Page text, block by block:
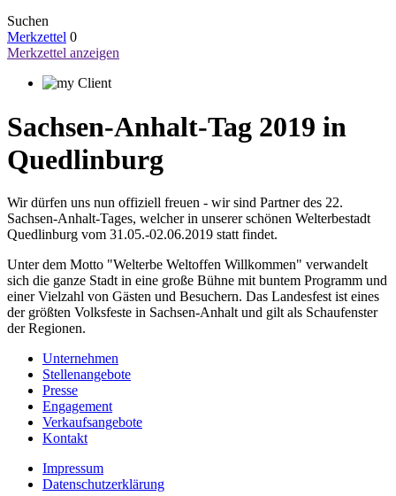
Suchen
Merkzettel 0
Merkzettel anzeigen
Sachsen-Anhalt-Tag 2019 in
Quedlinburg
Wir dürfen uns nun offiziell freuen - wir sind Partner des 22.
Sachsen-Anhalt-Tages, welcher in unserer schönen Welterbestadt
Quedlinburg vom 31.05.-02.06.2019 statt findet.
Unter dem Motto "Welterbe Weltoffen Willkommen" verwandelt
sich die ganze Stadt in eine große Bühne mit buntem Programm und
einer Vielzahl von Gästen und Besuchern. Das Landesfest ist eines
der größten Volksfeste in Sachsen-Anhalt und gilt als Schaufenster
der Regionen.
Unternehmen
Stellenangebote
Presse
Engagement
Verkaufsangebote
Kontakt
Impressum
Datenschutzerklärung